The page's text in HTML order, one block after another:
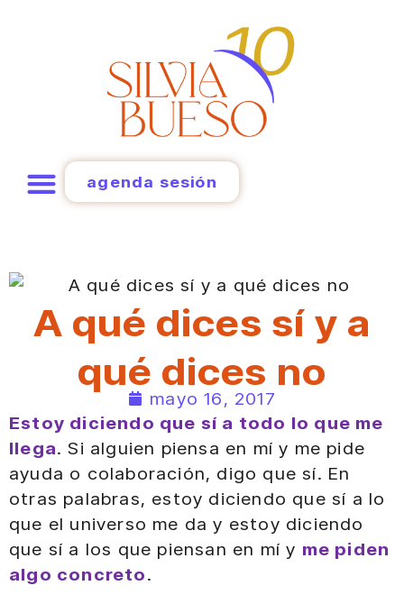
agenda sesión
A qué dices sí y a
qué dices no
mayo 16, 2017
Estoy diciendo que sí a todo lo que me
llega. Si alguien piensa en mí y me pide
ayuda o colaboración, digo que sí. En
otras palabras, estoy diciendo que sí a lo
que el universo me da y estoy diciendo
que sí a los que piensan en mí y me piden
algo concreto.